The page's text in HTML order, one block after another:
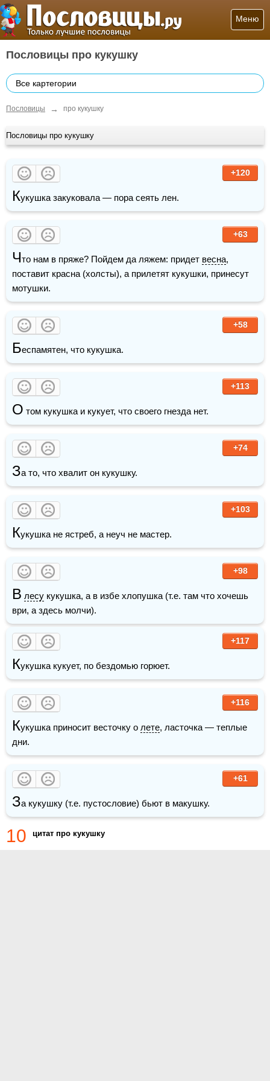
Меню
Пословицы про кукушку
Все картегории
Пословицы → про кукушку
Пословицы про кукушку
+120
Кукушка закуковала — пора сеять лен.
+63
Что нам в пряже? Пойдем да ляжем: придет весна,
поставит красна (холсты), а прилетят кукушки, принесут
мотушки.
+58
Беспамятен, что кукушка.
+113
О том кукушка и кукует, что своего гнезда нет.
+74
За то, что хвалит он кукушку.
+103
Кукушка не ястреб, а неуч не мастер.
+98
В лесу кукушка, а в избе хлопушка (т.е. там что хочешь
ври, а здесь молчи).
+117
Кукушка кукует, по бездомью горюет.
+116
Кукушка приносит весточку о лете, ласточка — теплые
дни.
+61
За кукушку (т.е. пустословие) бьют в макушку.
10 цитат про кукушку